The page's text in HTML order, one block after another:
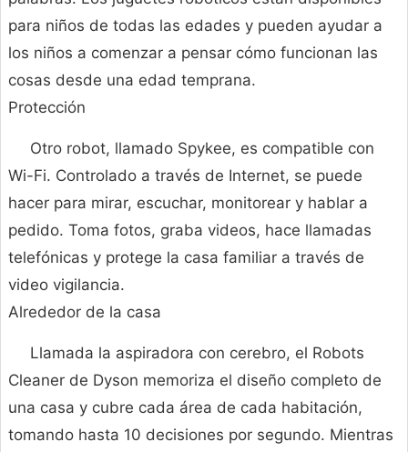
para niños de todas las edades y pueden ayudar a
los niños a comenzar a pensar cómo funcionan las
cosas desde una edad temprana.
Protección
Otro robot, llamado Spykee, es compatible con
Wi-Fi. Controlado a través de Internet, se puede
hacer para mirar, escuchar, monitorear y hablar a
pedido. Toma fotos, graba videos, hace llamadas
telefónicas y protege la casa familiar a través de
video vigilancia.
Alrededor de la casa
Llamada la aspiradora con cerebro, el Robots
Cleaner de Dyson memoriza el diseño completo de
una casa y cubre cada área de cada habitación,
tomando hasta 10 decisiones por segundo. Mientras